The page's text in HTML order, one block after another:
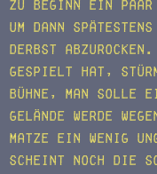
zu Beginn ein
um dann
derbst abzurocken.
gespielt hat,
Bühne, man solle
Gelände werde
Matze ein wenig
scheint noch die